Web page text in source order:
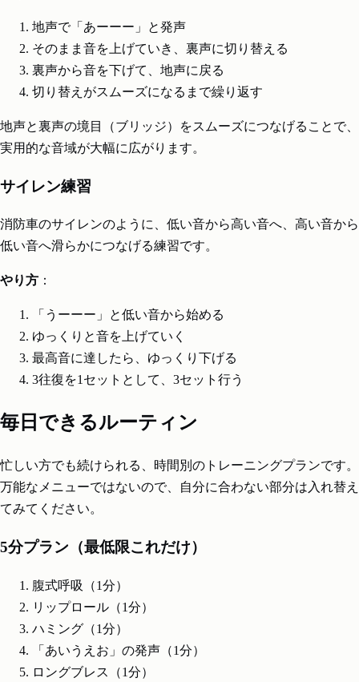
地声で「あーーー」と発声
そのまま音を上げていき、裏声に切り替える
裏声から音を下げて、地声に戻る
切り替えがスムーズになるまで繰り返す
地声と裏声の境目（ブリッジ）をスムーズにつなげることで、
実用的な音域が大幅に広がります。
サイレン練習
消防車のサイレンのように、低い音から高い音へ、高い音から
低い音へ滑らかにつなげる練習です。
やり方 ：
「うーーー」と低い音から始める
ゆっくりと音を上げていく
最高音に達したら、ゆっくり下げる
3往復を1セットとして、3セット行う
毎日できるルーティン
忙しい方でも続けられる、時間別のトレーニングプランです。
万能なメニューではないので、自分に合わない部分は入れ替え
てみてください。
5分プラン（最低限これだけ）
腹式呼吸（1分）
リップロール（1分）
ハミング（1分）
「あいうえお」の発声（1分）
ロングブレス（1分）